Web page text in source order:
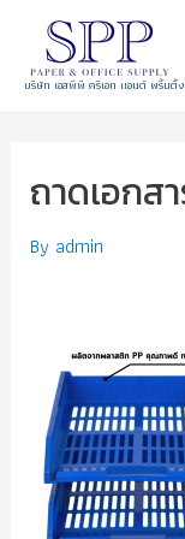
บริษัท เอสพีพี ครีเอท แอนด์ พริ้นติ้
ถาดเอกส
By admin